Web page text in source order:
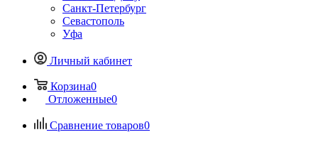
Санкт-Петербург
Севастополь
Уфа
Личный кабинет
Корзина0
Отложенные0
Сравнение товаров0